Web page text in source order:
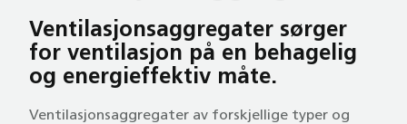
Ventilasjons­aggregater sørger
for ventilasjon på en behagelig
og energi­effektiv måte.
Ventilasjonsaggregater av forskjellige typer og